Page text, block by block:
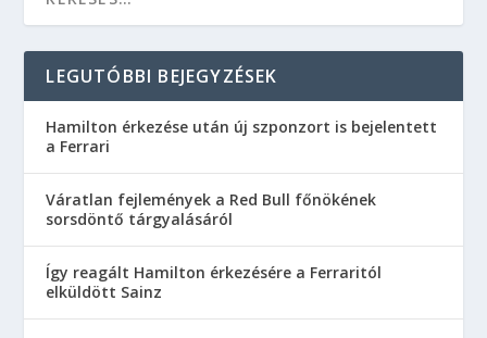
LEGUTÓBBI BEJEGYZÉSEK
Hamilton érkezése után új szponzort is bejelentett
a Ferrari
Váratlan fejlemények a Red Bull főnökének
sorsdöntő tárgyalásáról
Így reagált Hamilton érkezésére a Ferraritól
elküldött Sainz